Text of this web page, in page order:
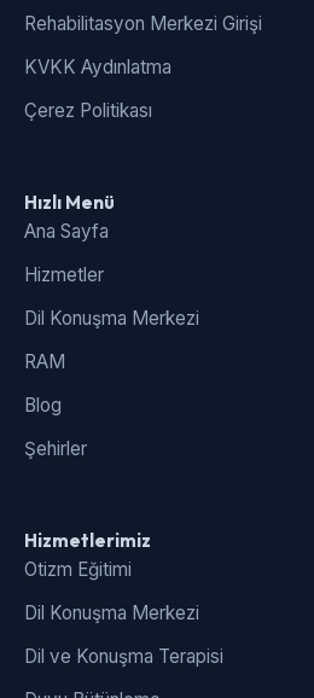
Rehabilitasyon Merkezi Girişi
KVKK Aydınlatma
Çerez Politikası
Hızlı Menü
Ana Sayfa
Hizmetler
Dil Konuşma Merkezi
RAM
Blog
Şehirler
Hizmetlerimiz
Otizm Eğitimi
Dil Konuşma Merkezi
Dil ve Konuşma Terapisi